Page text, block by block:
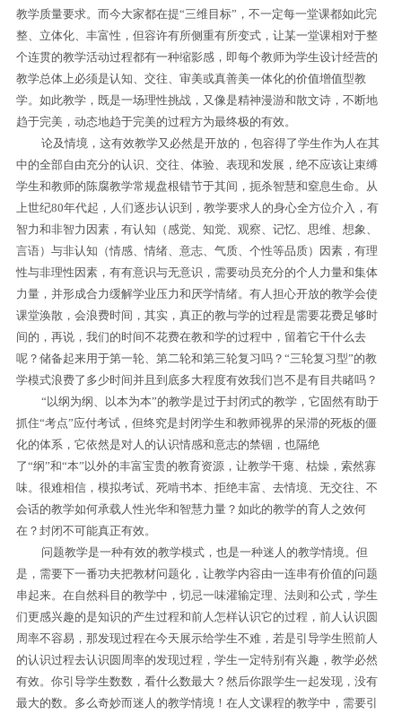
教学质量要求。而今大家都在提“三维目标”，不一定每一堂课都如此完
整、立体化、丰富性，但容许有所侧重有所变式，让某一堂课相对于整
个连贯的教学活动过程都有一种缩影感，即每个教师为学生设计经营的
教学总体上必须是认知、交往、审美或真善美一体化的价值增值型教
学。如此教学，既是一场理性挑战，又像是精神漫游和散文诗，不断地
趋于完美，动态地趋于完美的过程方为最终极的有效。
论及情境，这有效教学又必然是开放的，包容得了学生作为人在其
中的全部自由充分的认识、交往、体验、表现和发展，绝不应该让束缚
学生和教师的陈腐教学常规盘根错节于其间，扼杀智慧和窒息生命。从
上世纪80年代起，人们逐步认识到，教学要求人的身心全方位介入，有
智力和非智力因素，有认知（感觉、知觉、观察、记忆、思维、想象、
言语）与非认知（情感、情绪、意志、气质、个性等品质）因素，有理
性与非理性因素，有有意识与无意识，需要动员充分的个人力量和集体
力量，并形成合力缓解学业压力和厌学情绪。有人担心开放的教学会使
课堂涣散，会浪费时间，其实，真正的教与学的过程是需要花费足够时
间的，再说，我们的时间不花费在教和学的过程中，留着它干什么去
呢？储备起来用于第一轮、第二轮和第三轮复习吗？“三轮复习型”的教
学模式浪费了多少时间并且到底多大程度有效我们岂不是有目共睹吗？
“以纲为纲、以本为本”的教学是过于封闭式的教学，它固然有助于
抓住“考点”应付考试，但终究是封闭学生和教师视界的呆滞的死板的僵
化的体系，它依然是对人的认识情感和意志的禁锢，也隔绝
了“纲”和“本”以外的丰富宝贵的教育资源，让教学干瘪、枯燥，索然寡
味。很难相信，模拟考试、死啃书本、拒绝丰富、去情境、无交往、不
会话的教学如何承载人性光华和智慧力量？如此的教学的育人之效何
在？封闭不可能真正有效。
问题教学是一种有效的教学模式，也是一种迷人的教学情境。但
是，需要下一番功夫把教材问题化，让教学内容由一连串有价值的问题
串起来。在自然科目的教学中，切忌一味灌输定理、法则和公式，学生
们更感兴趣的是知识的产生过程和前人怎样认识它的过程，前人认识圆
周率不容易，那发现过程在今天展示给学生不难，若是引导学生照前人
的认识过程去认识圆周率的发现过程，学生一定特别有兴趣，教学必然
有效。你引导学生数数，看什么数最大？然后你跟学生一起发现，没有
最大的数。多么奇妙而迷人的教学情境！在人文课程的教学中，需要引